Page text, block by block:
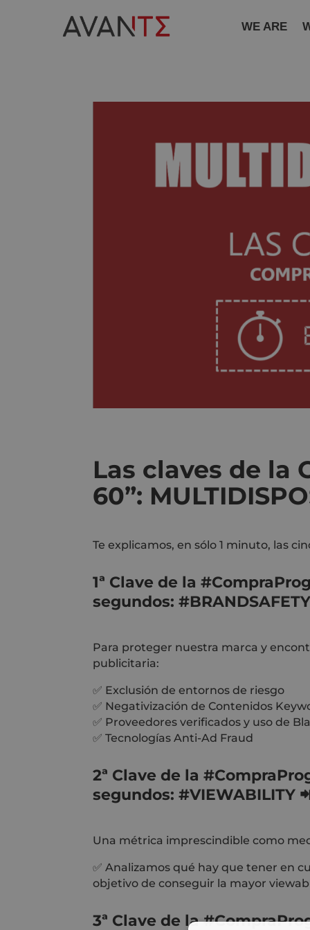
WE ARE
Las claves de la
60”:
Te explicamos, en sólo 1 minuto, las
1ª Clave de la
segundos:#BRANDSAFETY
Para proteger nuestra marca y
publicitaria:
✅ Exclusión de entornos de riesgo
✅ Negativización de Contenidos
✅ Proveedores verificados y uso de
✅ Tecnologías Anti-Ad Fraud
2ª Clave de la
segundos:#VIEWABILITY
Una métrica imprescindible como
✅ Analizamos qué hay que tener en
objetivo de conseguir la mayor
3ª Clave de la